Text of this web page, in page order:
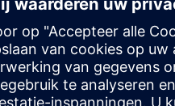
and data (text, etc.)
and data (text, etc.)
a multi-window environment
S7 Programmer